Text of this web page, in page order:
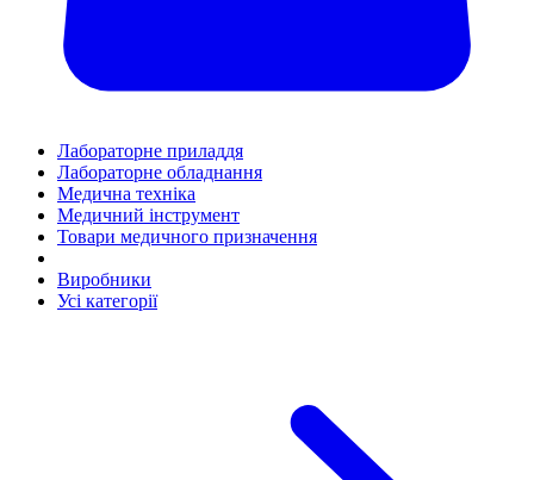
Лабораторне приладдя
Лабораторне обладнання
Медична техніка
Медичний інструмент
Товари медичного призначення
Виробники
Усі категорії